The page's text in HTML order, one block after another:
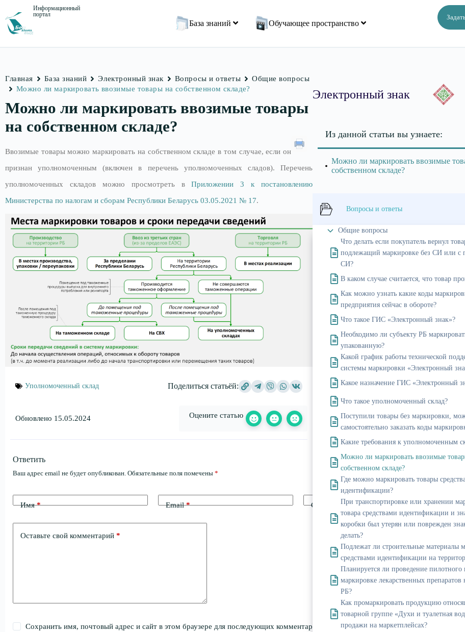
Информационный
портал
База знаний Обучающее пространство
Главная База знаний Электронный знак Вопросы и ответы
Общие вопросы
Можно ли маркировать ввозимые товары на собственном складе?
Можно ли маркировать ввозимые товары
на собственном складе?
Ввозимые товары можно маркировать на собственном складе в том случае, если он
признан уполномоченным (включен в перечень уполномоченных сладов). Перечень
уполномоченных складов можно просмотреть вПриложении 3 к постановлению
Министерства по налогам и сборам Республики Беларусь 03.05.2021 № 17.
Уполномоченный склад Поделиться статьёй:
Обновлено 15.05.2024 Оцените статью
Ответить
Ваш адрес email не будет опубликован. Обязательные поля помечены *
Имя* Email* Сайт
Оставьте свой комментарий *
Сохранить имя, почтовый адрес и сайт в этом браузере для последующих комментариев.
Электронный знак
Из данной статьи вы узнаете:
Можно ли маркировать ввозимые
собственном складе?
Вопросы и ответы
Общие вопросы
Что делать если покупатель вернул
подлежащий маркировке без СИ или с
СИ?
В каком случае считается, что товар
Как можно узнать какие коды
предприятия сейчас в обороте?
Что такое ГИС «Электронный знак»?
Необходимо ли субъекту РБ
упакованную?
Какой график работы технической
системы маркировки «Электронный
Какое назначение ГИС «Электронный
Что такое уполномоченный склад?
Поступили товары без маркировки,
самостоятельно заказать коды
Какие требования к уполномоченным
Можно ли маркировать ввозимые
собственном складе?
Где можно маркировать товары
идентификации?
При транспортировке или хранении
товара средствами идентификации и
коробки был утерян или поврежден
делать?
Подлежат ли строительные материалы
средствами идентификации на
Планируется ли проведение пилотного
маркировке лекарственных препаратов
РБ?
Как промаркировать продукцию
товарной группе «Духи и туалетная
продажи на маркетплейсах?